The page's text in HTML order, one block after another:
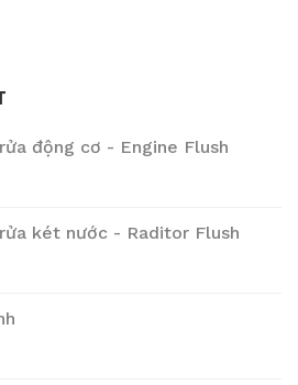
động cơ - Engine Flush
két nước - Raditor Flush